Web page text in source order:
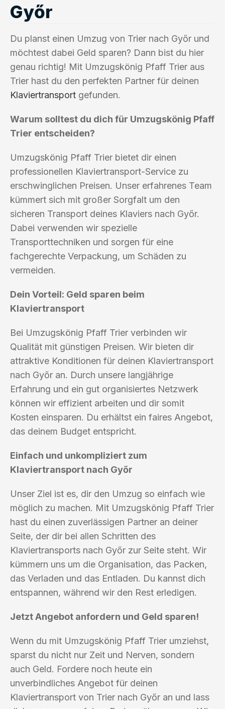
Győr
Du planst einen Umzug von Trier nach Győr und
möchtest dabei Geld sparen? Dann bist du hier
genau richtig! Mit Umzugskönig Pfaff Trier aus
Trier hast du den perfekten Partner für deinen
Klaviertransport gefunden.
Warum solltest du dich für Umzugskönig Pfaff
Trier entscheiden?
Umzugskönig Pfaff Trier bietet dir einen
professionellen Klaviertransport-Service zu
erschwinglichen Preisen. Unser erfahrenes Team
kümmert sich mit großer Sorgfalt um den
sicheren Transport deines Klaviers nach Győr.
Dabei verwenden wir spezielle
Transporttechniken und sorgen für eine
fachgerechte Verpackung, um Schäden zu
vermeiden.
Dein Vorteil: Geld sparen beim
Klaviertransport
Bei Umzugskönig Pfaff Trier verbinden wir
Qualität mit günstigen Preisen. Wir bieten dir
attraktive Konditionen für deinen Klaviertransport
nach Győr an. Durch unsere langjährige
Erfahrung und ein gut organisiertes Netzwerk
können wir effizient arbeiten und dir somit
Kosten einsparen. Du erhältst ein faires Angebot,
das deinem Budget entspricht.
Einfach und unkompliziert zum
Klaviertransport nach Győr
Unser Ziel ist es, dir den Umzug so einfach wie
möglich zu machen. Mit Umzugskönig Pfaff Trier
hast du einen zuverlässigen Partner an deiner
Seite, der dir bei allen Schritten des
Klaviertransports nach Győr zur Seite steht. Wir
kümmern uns um die Organisation, das Packen,
das Verladen und das Entladen. Du kannst dich
entspannen, während wir den Rest erledigen.
Jetzt Angebot anfordern und Geld sparen!
Wenn du mit Umzugskönig Pfaff Trier umziehst,
sparst du nicht nur Zeit und Nerven, sondern
auch Geld. Fordere noch heute ein
unverbindliches Angebot für deinen
Klaviertransport von Trier nach Győr an und lass